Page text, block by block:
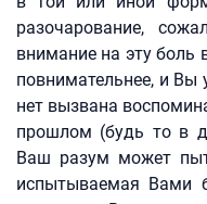
разочарование,
внимание на эту боль
повнимательнее, и Вы
нет вызвана
прошлом (будь то в
Ваш разум может
испытываемая Вами